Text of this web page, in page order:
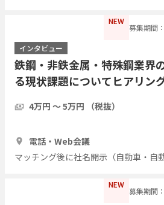
NEW
募集期間
インタビュー
鉄鋼・非鉄金属・特殊鋼業界
る現状課題についてヒアリン
4万円 〜 5万円 （税抜）
電話・Web会議
マッチング後に社名開示（自動車・自
NEW
募集期間